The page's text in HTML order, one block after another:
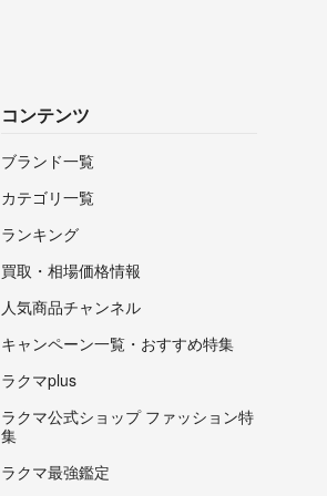
コンテンツ
ブランド一覧
カテゴリ一覧
ランキング
買取・相場価格情報
人気商品チャンネル
キャンペーン一覧・おすすめ特集
ラクマplus
ラクマ公式ショップ ファッション特
集
ラクマ最強鑑定